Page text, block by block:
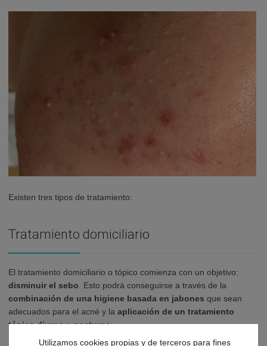
Existen tres tipos de tratamiento:
Tratamiento domiciliario
El tratamiento domiciliario o tópico comienza con un objetivo:
disminuir el sebo. Esto podrá conseguirse a través de la
combinación de una higiene basada en jabones que sean
adecuados para el acné y la aplicación de un tratamiento
tópico diurno y nocturno:
Utilizamos cookies propias y de terceros para fines